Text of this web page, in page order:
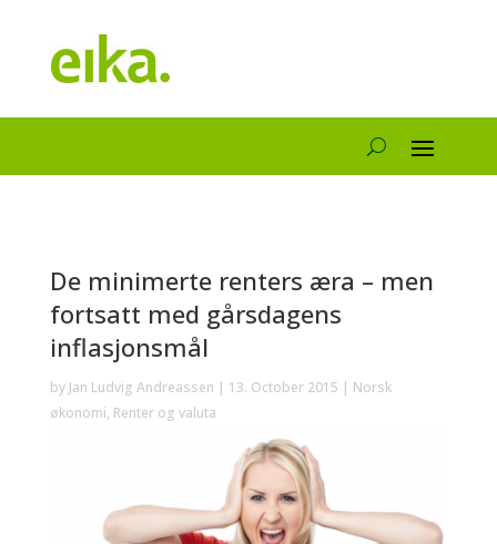
De minimerte renters æra – men
fortsatt med gårsdagens
inflasjonsmål
by Jan Ludvig Andreassen | 13. October 2015 | Norsk
økonomi, Renter og valuta